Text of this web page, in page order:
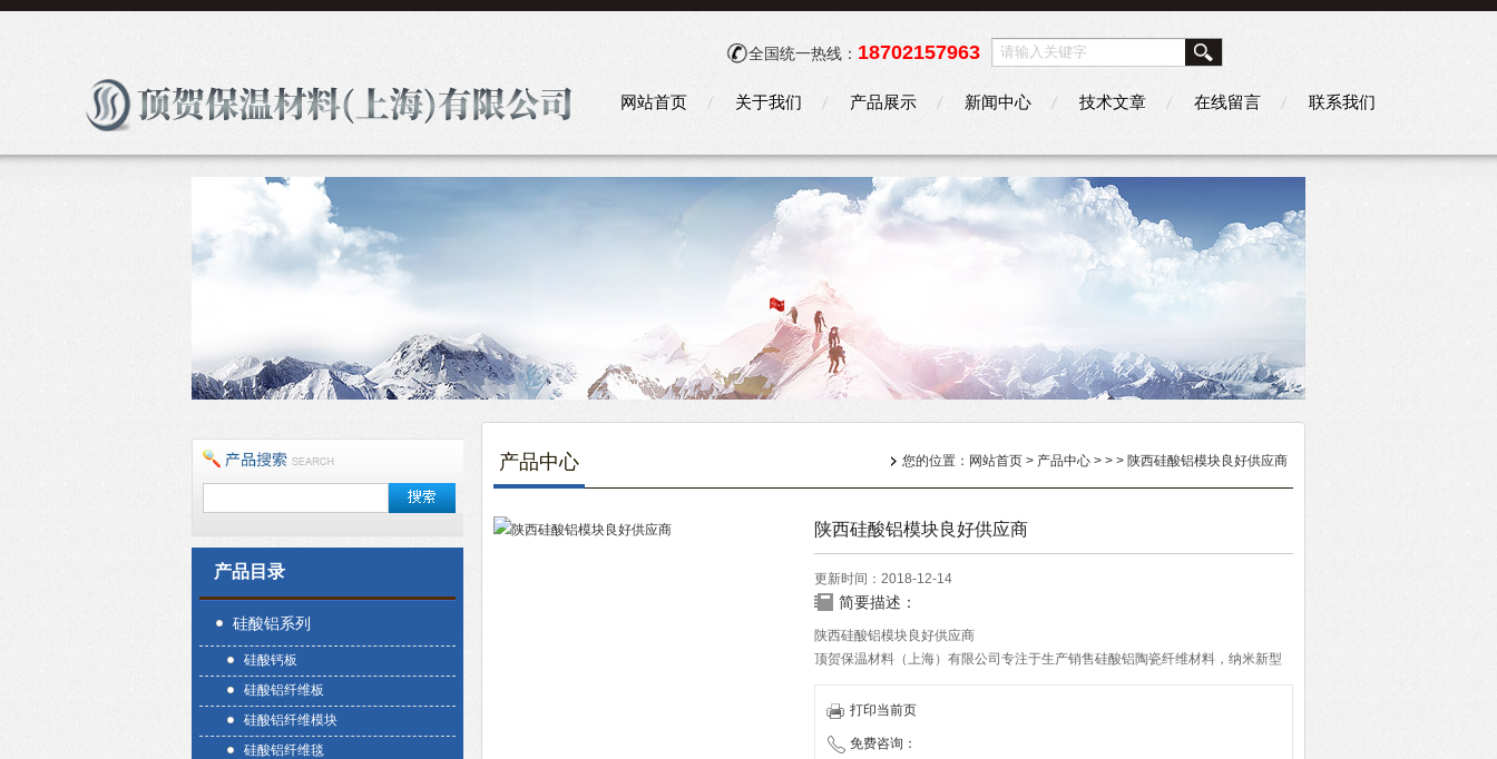
全国统一热线： 18702157963
网站首页 关于我们 产品展示 新闻中心 技术文章 在线留言 联系我们
产品目录
硅酸铝系列
硅酸钙板
硅酸铝纤维板
硅酸铝纤维模块
硅酸铝纤维毯
产品中心 您的位置： 网站首页 > 产品中心 > > > 陕西硅酸铝模块良好供应商
陕西硅酸铝模块良好供应商
更新时间：2018-12-14
简要描述：
陕西硅酸铝模块良好供应商
顶贺保温材料（上海）有限公司专注于生产销售硅酸铝陶瓷纤维材料，纳米新型
节能环保隔热材料，多晶莫来石纤维材料三大系列产品。公司经营管理团队拥有
多年成功经验，致力于为我们的客户提供高质量产品和可靠的技术服务。
打印当前页
免费咨询：